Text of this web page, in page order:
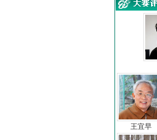
王宜早